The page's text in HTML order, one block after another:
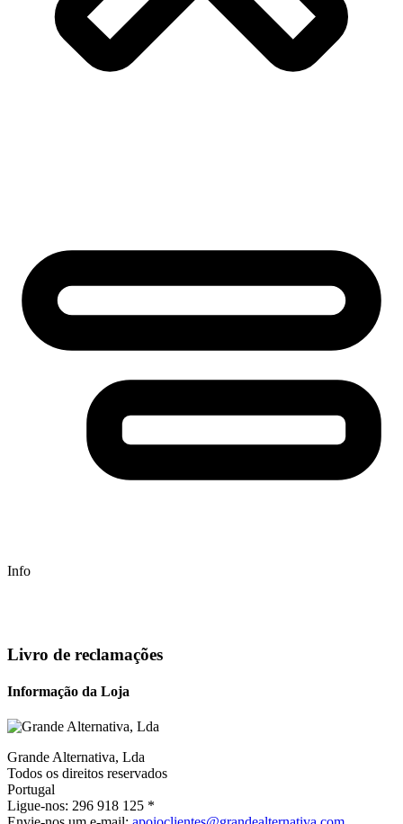
Info
Livro de reclamações
Informação da Loja
Grande Alternativa, Lda
Todos os direitos reservados
Portugal
Ligue-nos: 296 918 125 *